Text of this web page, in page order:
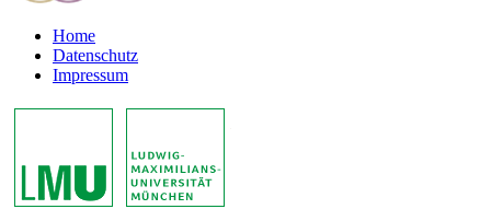
Home
Datenschutz
Impressum